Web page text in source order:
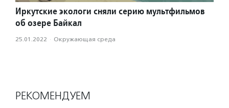
Иркутские экологи сняли серию мультфильмов
об озере Байкал
25.01.2022 · Окружающая среда
РЕКОМЕНДУЕМ